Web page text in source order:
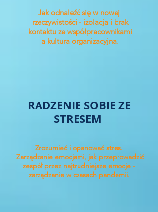
Jak odnaleźć się w nowej
rzeczywistości - izolacja i brak
kontaktu ze współpracownikami
a kultura organizacyjna.
RADZENIE SOBIE ZE
STRESEM
Zrozumieć i opanować stres.
Zarządzanie emocjami, jak przeprowadzić
zespół przez najtrudniejsze emocje -
zarządzanie w czasach pandemii.